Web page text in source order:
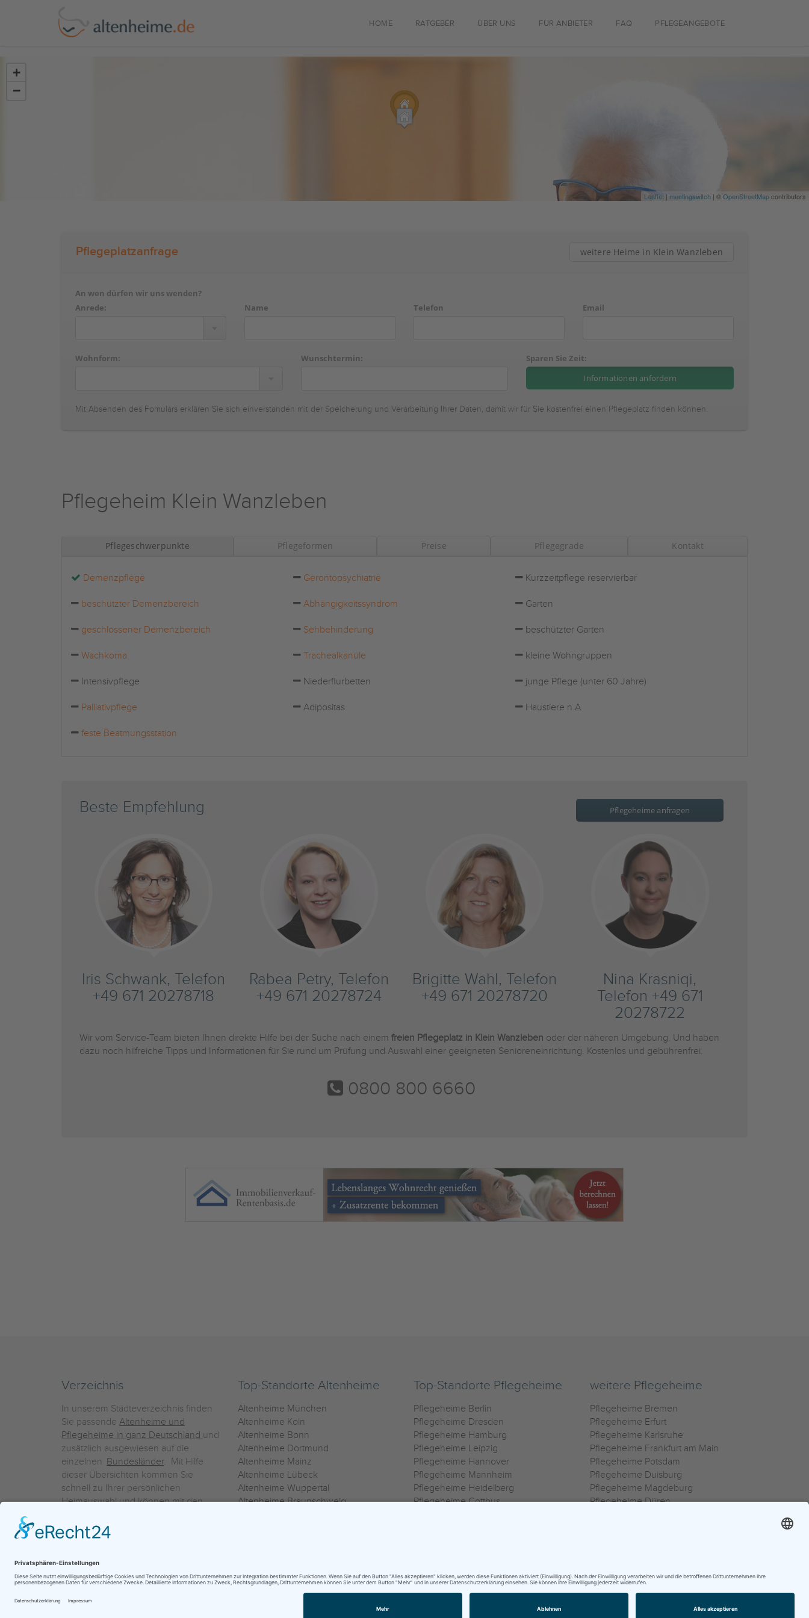
HOME RATGEBER ÜBER UNS FÜR ANBIETER FAQ PFLEGEANGEBOTE
+
−
Leaflet | meetingswitch | ©OpenStreetMapcontributors
Pflegeplatzanfrage weitere Heime in Klein Wanzleben
An wen dürfen wir uns wenden?
Anrede:
Name Telefon Email
Wohnform: Wunschtermin: Sparen Sie Zeit:
Mit Absenden des Fomulars erklären Sie sich einverstanden mit der Speicherung und Verarbeitung Ihrer Daten, damit wir für Sie kostenfrei einen Pflegeplatz finden können.
Pflegeheim Klein Wanzleben
Pflegeschwerpunkte Pflegeformen Preise Pflegegrade Kontakt
Demenzpflege Gerontopsychiatrie Kurzzeitpflege reservierbar
beschützter Demenzbereich Abhängigkeitssyndrom Garten
geschlossener Demenzbereich Sehbehinderung beschützter Garten
Wachkoma Trachealkanüle kleine Wohngruppen
Intensivpflege Niederflurbetten junge Pflege (unter 60 Jahre)
Palliativpflege Adipositas Haustiere n.A.
feste Beatmungsstation
Beste Empfehlung Pflegeheime anfragen
Iris Schwank, Telefon
+49 671 20278718
Rabea Petry, Telefon
+49 671 20278724
Brigitte Wahl, Telefon
+49 671 20278720
Nina Krasniqi,
Telefon +49 671
20278722
Wir vom Service-Team bieten Ihnen direkte Hilfe bei der Suche nach einem freien Pflegeplatz in Klein Wanzleben oder der näheren Umgebung. Und haben
dazu noch hilfreiche Tipps und Informationen für Sie rund um Prüfung und Auswahl einer geeigneten Senioreneinrichtung. Kostenlos und gebührenfrei.
0800 800 6660
Verzeichnis
In unserem Städteverzeichnis finden
Sie passende Altenheime und
Pflegeheime in ganz Deutschland und
zusätzlich ausgewiesen auf die
einzelnen Bundesländer. Mit Hilfe
dieser Übersichten kommen Sie
schnell zu Ihrer persönlichen
Heimauswahl und können mit den
einzelnen Häuser Leistungsvergleiche
vornehmen.
Top-Standorte Altenheime
Altenheime München
Altenheime Köln
Altenheime Bonn
Altenheime Dortmund
Altenheime Mainz
Altenheime Lübeck
Altenheime Wuppertal
Altenheime Braunschweig
Top-Standorte Pflegeheime
Pflegeheime Berlin
Pflegeheime Dresden
Pflegeheime Hamburg
Pflegeheime Leipzig
Pflegeheime Hannover
Pflegeheime Mannheim
Pflegeheime Heidelberg
Pflegeheime Cottbus
weitere Pflegeheime
Pflegeheime Bremen
Pflegeheime Erfurt
Pflegeheime Karlsruhe
Pflegeheime Frankfurt am Main
Pflegeheime Potsdam
Pflegeheime Duisburg
Pflegeheime Magdeburg
Pflegeheime Düren
0800 800 666 0